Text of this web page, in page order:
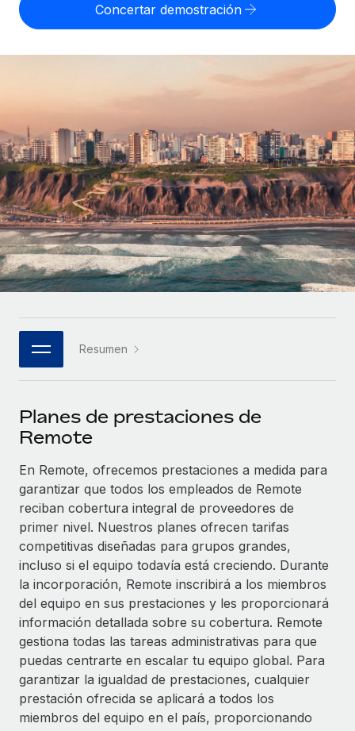
cumpliendo la normativa.
INFRAESTRUCTURA
Conexión Remote
Integra los RR. HH. en tus flujos de trabajo sin
complicaciones.
Plataforma
Funciones esenciales de RR. HH. integradas para tu
Conectar
Conecta cualquier herramienta de IA con Remote
Optimiza los procesos con herramientas empresariales
esenciales.
SERVICIOS
Pregunta a un experto
Obtén ayuda de gente experta en RR. HH. globales
y cumplimiento normativo.
Comprobaciones de antecedentes
Simplifica los procesos de cribado de candidatos.
Cumplimiento normativo
Adelántate a los riesgos de cumplimiento
normativo.
Gestión de dispositivos
Comparador de Remote
Compáranos con otras empresas.
Soluciones ágiles de RR. HH. globales y nóminas para
empresas en crecimiento.
Mediana empresa
Amplía tu equipo con soluciones de RR. HH.
personalizadas.
Empresa
RR. HH. globales para grandes empresas.
ASOCIARSE
Socios tecnológicos estratégicos
Integra la gestión de los RR. HH. globales en tu
Asociarse
Descubre oportunidades de colaborar con nosotros.
Remote Build Próximamente
Consultoría de integraciones y automatización con IA.
CASOS PRÁCTICOS
cualquier país.
APRENDIZAJE CON REMOTE
Guías y recursos
Casos prácticos
Glosario de RR. HH.
Listas de verificación y plantillas
Biblioteca de descripciones de puestos
Webinarios
Información sobre salarios y talento
Obtén ayuda
Consulta todos los recursos
Nómina global
EOR y PEO
Contractor Management
Impuestos
English
Nederlands
Deutsch
Español
Italiano
Português (Portugal)
日本語
한국어
中文（简体）
Concertar demostración
Resumen
Planes de prestaciones de
Remote
En Remote, ofrecemos prestaciones a medida para
garantizar que todos los empleados de Remote
reciban cobertura integral de proveedores de
primer nivel. Nuestros planes ofrecen tarifas
competitivas diseñadas para grupos grandes,
incluso si el equipo todavía está creciendo. Durante
la incorporación, Remote inscribirá a los miembros
del equipo en sus prestaciones y les proporcionará
información detallada sobre su cobertura. Remote
gestiona todas las tareas administrativas para que
puedas centrarte en escalar tu equipo global. Para
garantizar la igualdad de prestaciones, cualquier
prestación ofrecida se aplicará a todos los
miembros del equipo en el país, proporcionando